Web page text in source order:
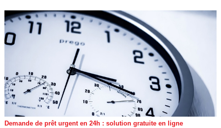
Demande de prêt urgent en 24h : solution gratuite en ligne